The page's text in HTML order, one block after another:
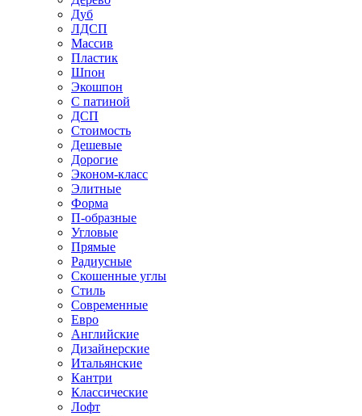
Дуб
ЛДСП
Массив
Пластик
Шпон
Экошпон
С патиной
ДСП
Стоимость
Дешевые
Дорогие
Эконом-класс
Элитные
Форма
П-образные
Угловые
Прямые
Радиусные
Скошенные углы
Стиль
Современные
Евро
Английские
Дизайнерские
Итальянские
Кантри
Классические
Лофт